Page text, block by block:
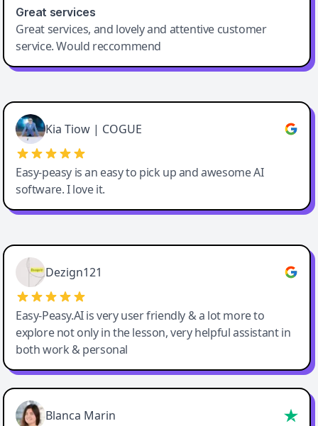
Great services
Great services, and lovely and attentive customer
service. Would reccommend
Cody Crabb
Great service, Best AI tool
Kia Tiow | COGUE
Easy-peasy is an easy to pick up and awesome AI
software. I love it.
Easy-Peasy AI
Dezign121
Easy-Peasy.AI is very user friendly & a lot more to
explore not only in the lesson, very helpful assistant in
both work & personal
Blanca Marin